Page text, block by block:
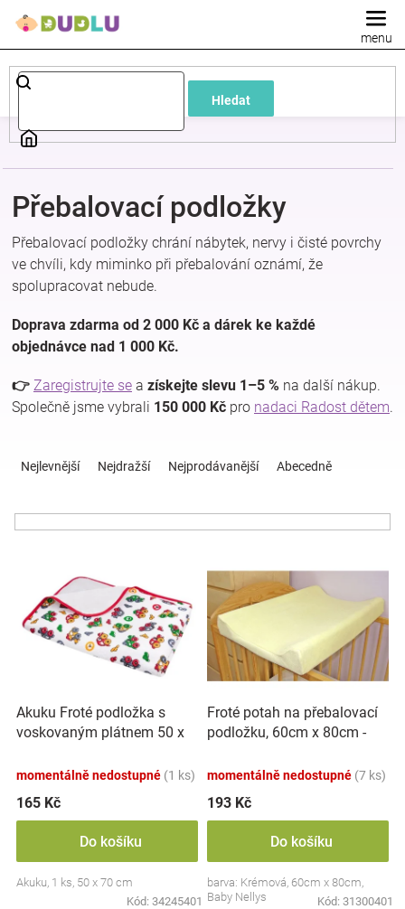
Hledat
Dětské
a
kojenecké
oblečení
Pokojíček
kojenecká
výbava
děti
oblečení
Novinky
Blog
Přebalovací podložky
Přebalovací podložky chrání nábytek, nervy i čisté povrchy
ve chvíli, kdy miminko při přebalování oznámí, že
spolupracovat nebude.
Doprava zdarma od 2 000 Kč a dárek ke každé
objednávce nad 1 000 Kč.
👉 Zaregistrujte se a získejte slevu 1–5 % na další nákup.
Společně jsme vybrali 150 000 Kč pro nadaci Radost dětem.
ů
Nejlevnější Nejdražší Nejprodávanější Abecedně
o
d
u
t
ů
Akuku Froté podložka s
voskovaným plátnem 50 x
vícebarevné
momentálně nedostupné (1 ks)
165 Kč
Do košíku
Akuku, 1 ks, 50 x 70 cm
Kód: 34245401
Froté potah na přebalovací
podložku, 60cm x 80cm -
momentálně nedostupné (7 ks)
193 Kč
Do košíku
barva: Krémová, 60cm x 80cm,
Baby Nellys
Kód: 31300401